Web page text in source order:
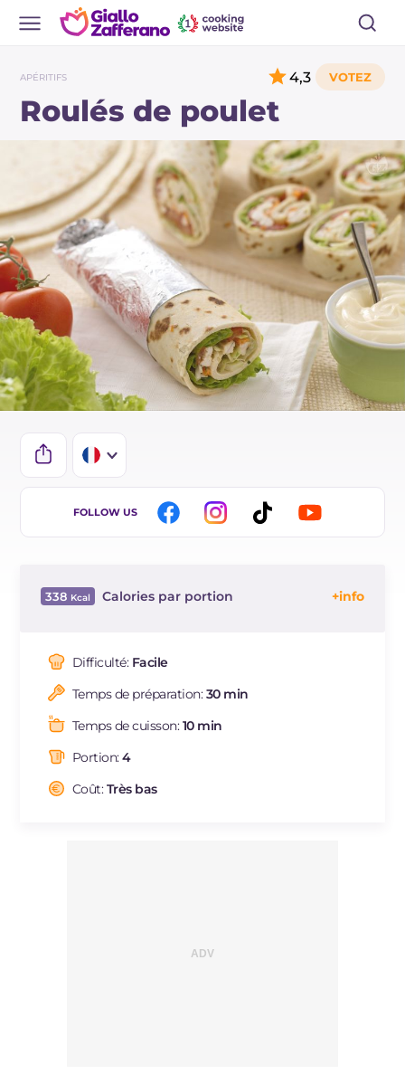
APÉRITIFS
Roulés de poulet
4,3
IT
ES
BR
FOLLOW US
338 Calories par portion
Dont sucres
Protéine
Graisses
Fibre
Cholestérol
Difficulté: Facile
Temps de préparation:30 min
Temps de cuisson:10 min
Portion:4
Coût:Très bas